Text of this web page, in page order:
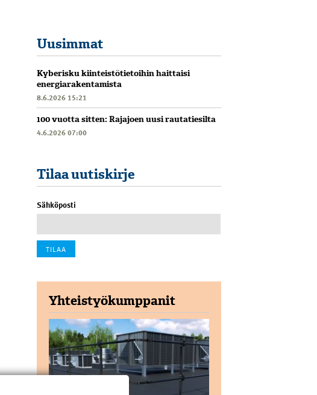
Uusimmat
Kyberisku kiinteistötietoihin haittaisi
energiarakentamista
8.6.2026 15:21
100 vuotta sitten: Rajajoen uusi rautatiesilta
4.6.2026 07:00
Tilaa uutiskirje
Sähköposti
Yhteistyökumppanit